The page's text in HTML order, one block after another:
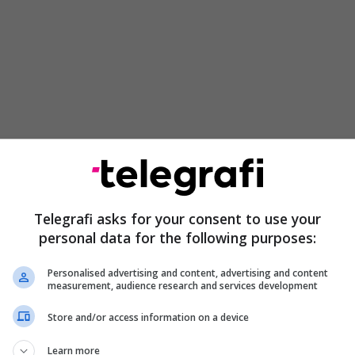
nuk mund të ndalohet përdorimi i mbiemrit
fakt, kjo është edhe pjesë e vetë marrëveshjes.
mbështetur dhe e kanë nënshkruar
të jenë të parët që tregojnë për respektimin e
Siljanovska Davkova.
Telegrafi asks for your consent to use your
personal data for the following purposes:
Personalised advertising and content, advertising and content
measurement, audience research and services development
Store and/or access information on a device
Learn more